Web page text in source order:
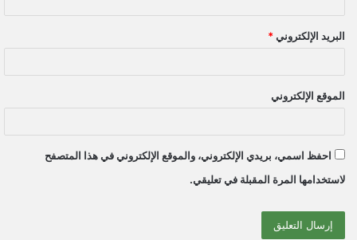
البريد الإلكتروني *
الموقع الإلكتروني
احفظ اسمي، بريدي الإلكتروني، والموقع الإلكتروني في هذا المتصفح
لاستخدامها المرة المقبلة في تعليقي.